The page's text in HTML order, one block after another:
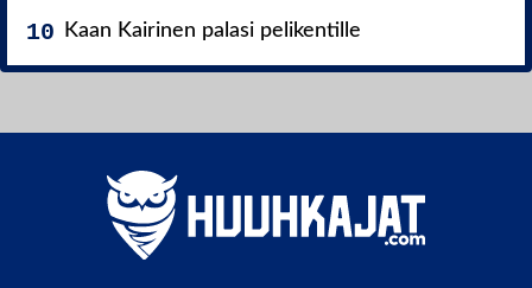
Kaan Kairinen palasi pelikentille